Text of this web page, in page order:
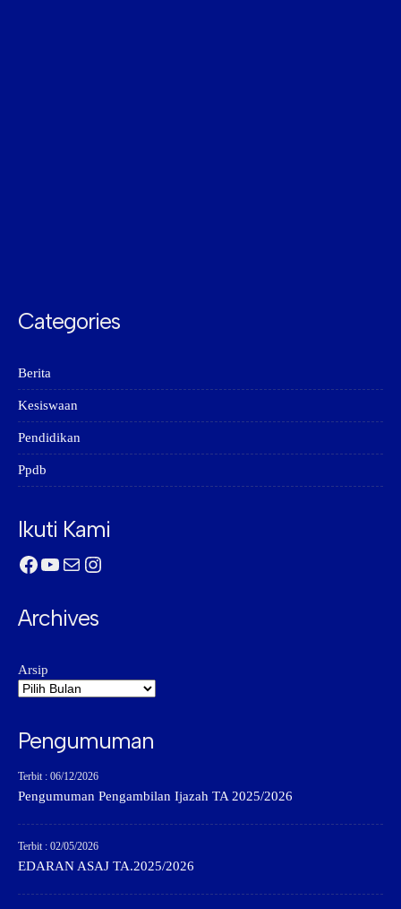
Categories
Berita
Kesiswaan
Pendidikan
Ppdb
Ikuti Kami
Facebook
YouTube
MailInstagram
Archives
Arsip
Pengumuman
Terbit : 06/12/2026
Pengumuman Pengambilan Ijazah TA 2025/2026
Terbit : 02/05/2026
EDARAN ASAJ TA.2025/2026